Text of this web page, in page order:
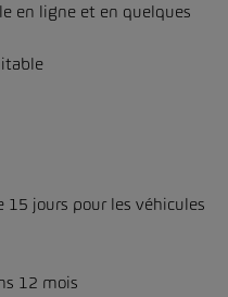
en ligne et en quelques
15 jours pour les véhicules
12 mois